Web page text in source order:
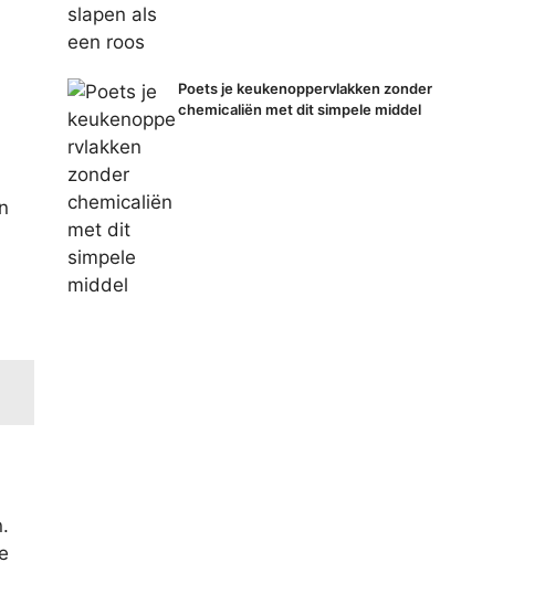
Poets je keukenoppervlakken zonder
chemicaliën met dit simpele middel